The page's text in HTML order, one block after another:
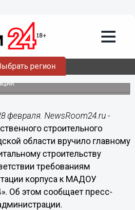
регион
согласовал ввод
№114
признал его соответствующим
февраля. NewsRoom24.ru -
строительного
области вручило главному
строительству
требованиям
корпуса к МАДОУ
Об этом сообщает пресс-